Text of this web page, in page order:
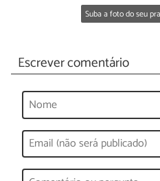
Suba a foto do seu
Escrever comentário